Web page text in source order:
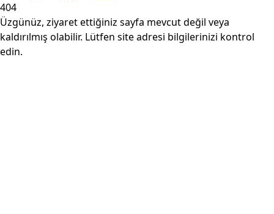
404
Üzgünüz, ziyaret ettiğiniz sayfa mevcut değil veya
kaldırılmış olabilir. Lütfen site adresi bilgilerinizi kontrol
edin.